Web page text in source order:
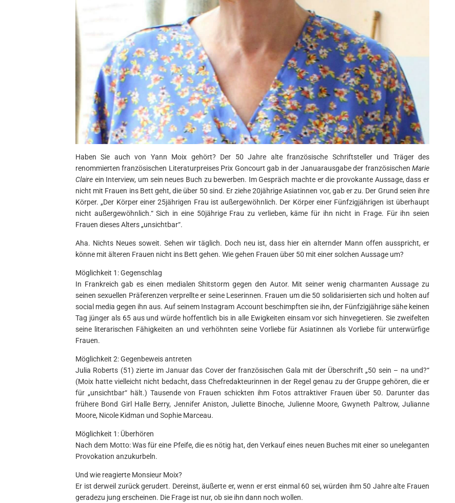
Haben Sie auch von Yann Moix gehört? Der 50 Jahre alte französische Schriftsteller und Träger des
renommierten französischen Literaturpreises Prix Goncourt gab in der Januarausgabe der französischen Marie
Claire ein Interview, um sein neues Buch zu bewerben. Im Gespräch machte er die provokante Aussage, dass er
nicht mit Frauen ins Bett geht, die über 50 sind. Er ziehe 20jährige Asiatinnen vor, gab er zu. Der Grund seien ihre
Körper. „Der Körper einer 25jährigen Frau ist außergewöhnlich. Der Körper einer Fünfzigjährigen ist überhaupt
nicht außergewöhnlich.“ Sich in eine 50jährige Frau zu verlieben, käme für ihn nicht in Frage. Für ihn seien
Frauen dieses Alters „unsichtbar“.
Aha. Nichts Neues soweit. Sehen wir täglich. Doch neu ist, dass hier ein alternder Mann offen ausspricht, er
könne mit älteren Frauen nicht ins Bett gehen. Wie gehen Frauen über 50 mit einer solchen Aussage um?
Möglichkeit 1: Gegenschlag
In Frankreich gab es einen medialen Shitstorm gegen den Autor. Mit seiner wenig charmanten Aussage zu
seinen sexuellen Präferenzen verprellte er seine Leserinnen. Frauen um die 50 solidarisierten sich und holten auf
social media gegen ihn aus. Auf seinem Instagram Account beschimpften sie ihn, der Fünfzigjährige sähe keinen
Tag jünger als 65 aus und würde hoffentlich bis in alle Ewigkeiten einsam vor sich hinvegetieren. Sie zweifelten
seine literarischen Fähigkeiten an und verhöhnten seine Vorliebe für Asiatinnen als Vorliebe für unterwürfige
Frauen.
Möglichkeit 2: Gegenbeweis antreten
Julia Roberts (51) zierte im Januar das Cover der französischen Gala mit der Überschrift „50 sein – na und?“
(Moix hatte vielleicht nicht bedacht, dass Chefredakteurinnen in der Regel genau zu der Gruppe gehören, die er
für „unsichtbar“ hält.) Tausende von Frauen schickten ihm Fotos attraktiver Frauen über 50. Darunter das
frühere Bond Girl Halle Berry, Jennifer Aniston, Juliette Binoche, Julienne Moore, Gwyneth Paltrow, Julianne
Moore, Nicole Kidman und Sophie Marceau.
Möglichkeit 1: Überhören
Nach dem Motto: Was für eine Pfeife, die es nötig hat, den Verkauf eines neuen Buches mit einer so uneleganten
Provokation anzukurbeln.
Und wie reagierte Monsieur Moix?
Er ist derweil zurück gerudert. Dereinst, äußerte er, wenn er erst einmal 60 sei, würden ihm 50 Jahre alte Frauen
geradezu jung erscheinen. Die Frage ist nur, ob sie ihn dann noch wollen.